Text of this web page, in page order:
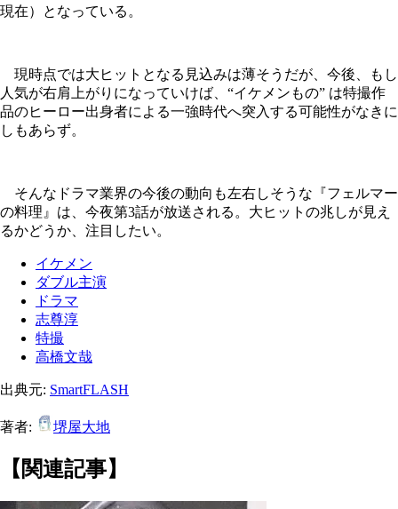
現在）となっている。
現時点では大ヒットとなる見込みは薄そうだが、今後、もし
人気が右肩上がりになっていけば、“イケメンもの” は特撮作
品のヒーロー出身者による一強時代へ突入する可能性がなきに
しもあらず。
そんなドラマ業界の今後の動向も左右しそうな『フェルマー
の料理』は、今夜第3話が放送される。大ヒットの兆しが見え
るかどうか、注目したい。
イケメン
ダブル主演
ドラマ
志尊淳
特撮
高橋文哉
出典元: SmartFLASH
著者: 堺屋大地
【関連記事】